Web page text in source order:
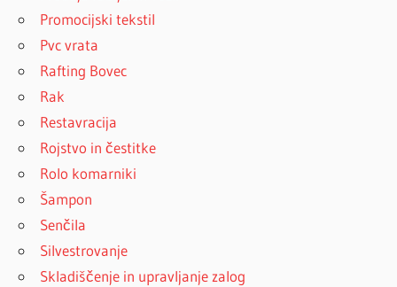
Promocijski tekstil
Pvc vrata
Rafting Bovec
Rak
Restavracija
Rojstvo in čestitke
Rolo komarniki
Šampon
Senčila
Silvestrovanje
Skladiščenje in upravljanje zalog